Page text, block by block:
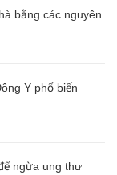
bằng các nguyên
Y phổ biến
ngừa ung thư